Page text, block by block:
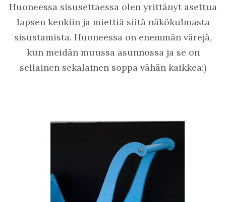
Huoneessa sisusettaessa olen yrittänyt asettua
lapsen kenkiin ja miettiä siitä näkökulmasta
sisustamista. Huoneessa on enemmän värejä,
kun meidän muussa asunnossa ja se on
sellainen sekalainen soppa vähän kaikkea:)